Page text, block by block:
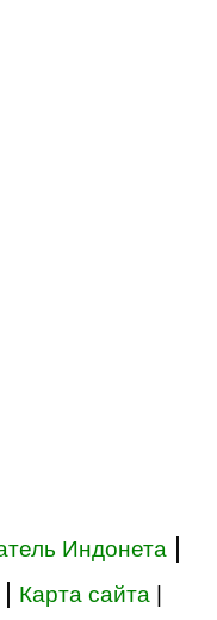
Индонета |
| Карта сайта |